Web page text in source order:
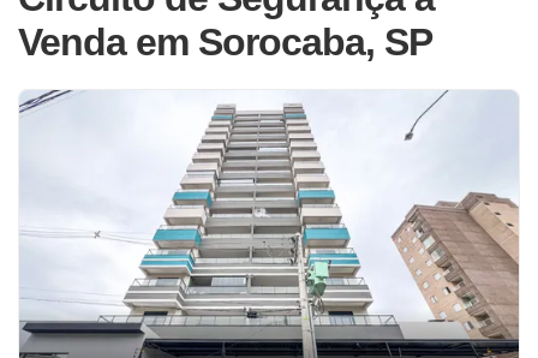
Venda em Sorocaba, SP